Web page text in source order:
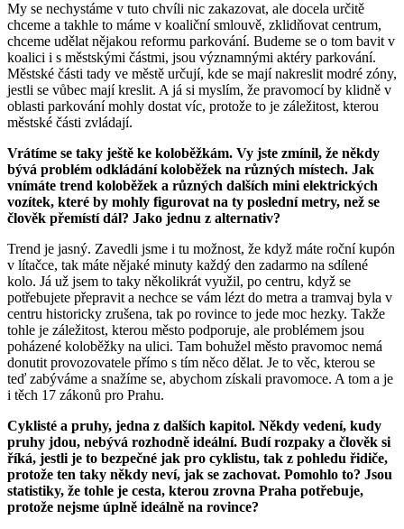
My se nechystáme v tuto chvíli nic zakazovat, ale docela určitě
chceme a takhle to máme v koaliční smlouvě, zklidňovat centrum,
chceme udělat nějakou reformu parkování. Budeme se o tom bavit v
koalici i s městskými částmi, jsou významnými aktéry parkování.
Městské části tady ve městě určují, kde se mají nakreslit modré zóny,
jestli se vůbec mají kreslit. A já si myslím, že pravomocí by klidně v
oblasti parkování mohly dostat víc, protože to je záležitost, kterou
městské části zvládají.
Vrátíme se taky ještě ke koloběžkám. Vy jste zmínil, že někdy
bývá problém odkládání koloběžek na různých místech. Jak
vnímáte trend koloběžek a různých dalších mini elektrických
vozítek, které by mohly figurovat na ty poslední metry, než se
člověk přemístí dál? Jako jednu z alternativ?
Trend je jasný. Zavedli jsme i tu možnost, že když máte roční kupón
v lítačce, tak máte nějaké minuty každý den zadarmo na sdílené
kolo. Já už jsem to taky několikrát využil, po centru, když se
potřebujete přepravit a nechce se vám lézt do metra a tramvaj byla v
centru historicky zrušena, tak po rovince to jede moc hezky. Takže
tohle je záležitost, kterou město podporuje, ale problémem jsou
poházené koloběžky na ulici. Tam bohužel město pravomoc nemá
donutit provozovatele přímo s tím něco dělat. Je to věc, kterou se
teď zabýváme a snažíme se, abychom získali pravomoce. A tom a je
i těch 17 zákonů pro Prahu.
Cyklisté a pruhy, jedna z dalších kapitol. Někdy vedení, kudy
pruhy jdou, nebývá rozhodně ideální. Budí rozpaky a člověk si
říká, jestli je to bezpečné jak pro cyklistu, tak z pohledu řidiče,
protože ten taky někdy neví, jak se zachovat. Pomohlo to? Jsou
statistiky, že tohle je cesta, kterou zrovna Praha potřebuje,
protože nejsme úplně ideálně na rovince?